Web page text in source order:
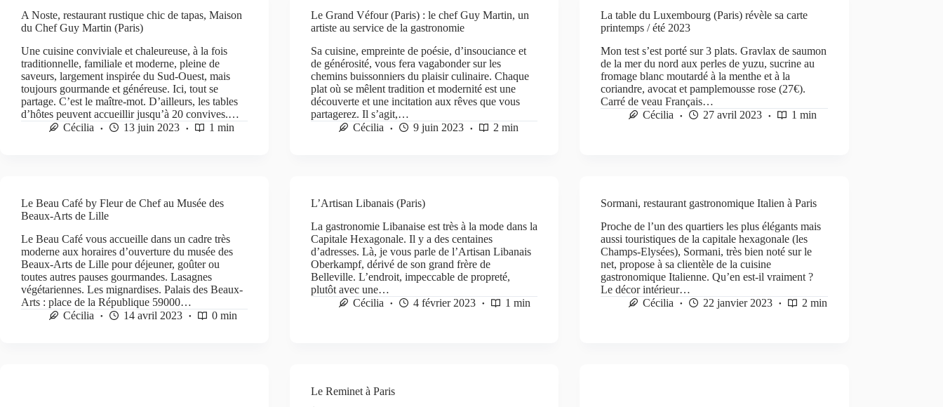
A Noste, restaurant rustique chic de tapas, Maison
du Chef Guy Martin (Paris)
Une cuisine conviviale et chaleureuse, à la fois
traditionnelle, familiale et moderne, pleine de
saveurs, largement inspirée du Sud-Ouest, mais
toujours gourmande et généreuse. Ici, tout se
partage. C’est le maître-mot. D’ailleurs, les tables
d’hôtes peuvent accueillir jusqu’à 20 convives.…
Cécilia
13 juin 2023 1 min
Le Grand Véfour (Paris) : le chef Guy Martin, un
artiste au service de la gastronomie
Sa cuisine, empreinte de poésie, d’insouciance et
de générosité, vous fera vagabonder sur les
chemins buissonniers du plaisir culinaire. Chaque
plat où se mêlent tradition et modernité est une
découverte et une incitation aux rêves que vous
partagerez. Il s’agit,…
Cécilia
9 juin 2023 2 min
La table du Luxembourg (Paris) révèle sa carte
printemps / été 2023
Mon test s’est porté sur 3 plats. Gravlax de saumon
de la mer du nord aux perles de yuzu, sucrine au
fromage blanc moutardé à la menthe et à la
coriandre, avocat et pamplemousse rose (27€).
Carré de veau Français…
Cécilia
27 avril 2023 1 min
Le Beau Café by Fleur de Chef au Musée des
Beaux-Arts de Lille
Le Beau Café vous accueille dans un cadre très
moderne aux horaires d’ouverture du musée des
Beaux-Arts de Lille pour déjeuner, goûter ou
toutes autres pauses gourmandes. Lasagnes
végétariennes. Les mignardises. Palais des Beaux-
Arts : place de la République 59000…
Cécilia
14 avril 2023 0 min
L’Artisan Libanais (Paris)
La gastronomie Libanaise est très à la mode dans la
Capitale Hexagonale. Il y a des centaines
d’adresses. Là, je vous parle de l’Artisan Libanais
Oberkampf, dérivé de son grand frère de
Belleville. L’endroit, impeccable de propreté,
plutôt avec une…
Cécilia
4 février 2023 1 min
Sormani, restaurant gastronomique Italien à Paris
Proche de l’un des quartiers les plus élégants mais
aussi touristiques de la capitale hexagonale (les
Champs-Elysées), Sormani, très bien noté sur le
net, propose à sa clientèle de la cuisine
gastronomique Italienne. Qu’en est-il vraiment ?
Le décor intérieur…
Cécilia
22 janvier 2023 2 min
Le Reminet à Paris